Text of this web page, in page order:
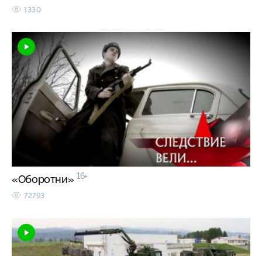
1330
«Оборотни» 16+
72793